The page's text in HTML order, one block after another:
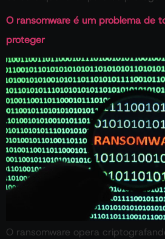
O ransomware é um problema de
proteger
O ransomware opera